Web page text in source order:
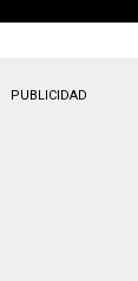
PUBLICIDAD